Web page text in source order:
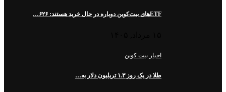
ETFهای بیت‌کوین دوباره در حال خرید هستند: ۶۲۶…
اخبار بیت کوین
طلا در یک روز ۱.۳ تریلیون دلار به…